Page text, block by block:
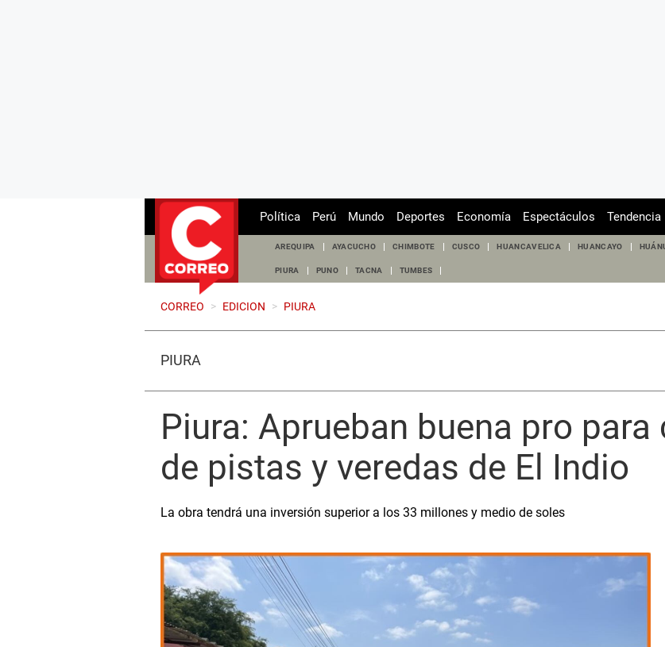
Política Perú Mundo Deportes Economía Espectáculos Tendencia
AREQUIPA AYACUCHO CHIMBOTE CUSCO HUANCAVELICA HUANCAYO
PIURA PUNO TACNA TUMBES
CORREO > EDICION > PIURA
PIURA
Piura: Aprueban buena pro
de pistas y veredas de El Indio
La obra tendrá una inversión superior a los 33 millones y medio de soles